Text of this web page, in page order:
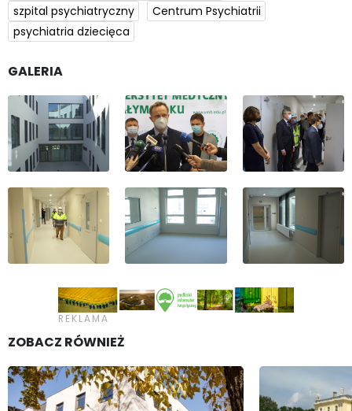
szpital psychiatryczny
Centrum Psychiatrii
psychiatria dziecięca
GALERIA
ZOBACZ RÓWNIEŻ